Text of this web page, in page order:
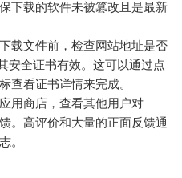
下载的软件未被篡改且是最新
下载文件前，检查网站地址是否
安全证书有效。这可以通过点
查看证书详情来完成。
应用商店，查看其他用户对
。高评价和大量的正面反馈通
。